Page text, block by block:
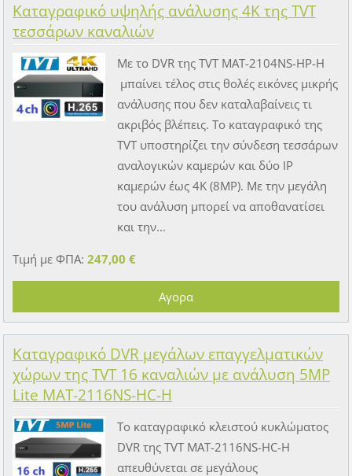
Καταγραφικό υψηλής ανάλυσης 4K της TVT
τεσσάρων καναλιών
Με το DVR της TVT MAT-2104NS-HP-H
μπαίνει τέλος στις θολές εικόνες μικρής
ανάλυσης που δεν καταλαβαίνεις τι
ακριβός βλέπεις. Το καταγραφικό της
TVT υποστηρίζει την σύνδεση τεσσάρων
αναλογικών καμερών και δύο IP
καμερών έως 4K (8MP). Με την μεγάλη
του ανάλυση μπορεί να αποθανατίσει
και την...
Τιμή με ΦΠΑ: 247,00 €
Καταγραφικό DVR μεγάλων επαγγελματικών
χώρων της TVT 16 καναλιών με ανάλυση 5MP
Lite MAT-2116NS-HC-H
Το καταγραφικό κλειστού κυκλώματος
DVR της TVT MAT-2116NS-HC-H
απευθύνεται σε μεγάλους